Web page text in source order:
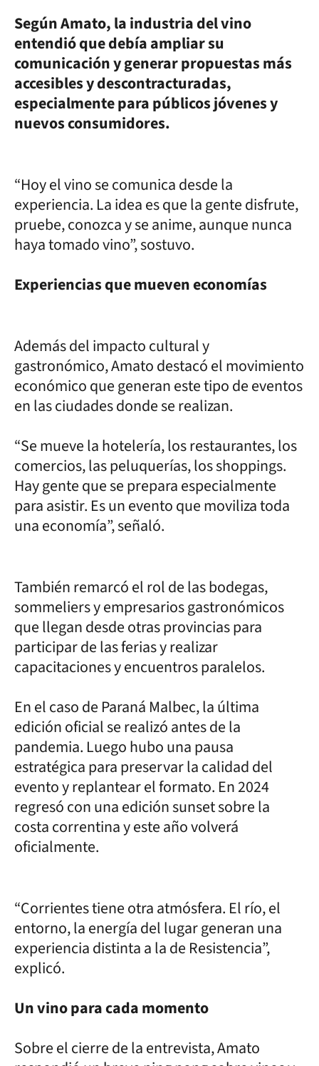
Según Amato, la industria del vino
entendió que debía ampliar su
comunicación y generar propuestas más
accesibles y descontracturadas,
especialmente para públicos jóvenes y
nuevos consumidores.
“Hoy el vino se comunica desde la
experiencia. La idea es que la gente disfrute,
pruebe, conozca y se anime, aunque nunca
haya tomado vino”, sostuvo.
Experiencias que mueven economías
Además del impacto cultural y
gastronómico, Amato destacó el movimiento
económico que generan este tipo de eventos
en las ciudades donde se realizan.
“Se mueve la hotelería, los restaurantes, los
comercios, las peluquerías, los shoppings.
Hay gente que se prepara especialmente
para asistir. Es un evento que moviliza toda
una economía”, señaló.
También remarcó el rol de las bodegas,
sommeliers y empresarios gastronómicos
que llegan desde otras provincias para
participar de las ferias y realizar
capacitaciones y encuentros paralelos.
En el caso de Paraná Malbec, la última
edición oficial se realizó antes de la
pandemia. Luego hubo una pausa
estratégica para preservar la calidad del
evento y replantear el formato. En 2024
regresó con una edición sunset sobre la
costa correntina y este año volverá
oficialmente.
“Corrientes tiene otra atmósfera. El río, el
entorno, la energía del lugar generan una
experiencia distinta a la de Resistencia”,
explicó.
Un vino para cada momento
Sobre el cierre de la entrevista, Amato